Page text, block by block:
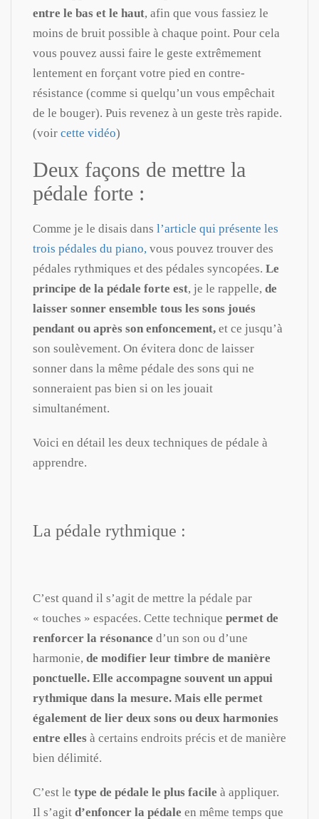
entre le bas et le haut, afin que vous fassiez le
moins de bruit possible à chaque point. Pour cela
vous pouvez aussi faire le geste extrêmement
lentement en forçant votre pied en contre-
résistance (comme si quelqu’un vous empêchait
de le bouger). Puis revenez à un geste très rapide.
(voir cette vidéo)
Deux façons de mettre la
pédale forte :
Comme je le disais dans l’article qui présente les
trois pédales du piano, vous pouvez trouver des
pédales rythmiques et des pédales syncopées. Le
principe de la pédale forte est, je le rappelle, de
laisser sonner ensemble tous les sons joués
pendant ou après son enfoncement, et ce jusqu’à
son soulèvement. On évitera donc de laisser
sonner dans la même pédale des sons qui ne
sonneraient pas bien si on les jouait
simultanément.
Voici en détail les deux techniques de pédale à
apprendre.
La pédale rythmique :
C’est quand il s’agit de mettre la pédale par
« touches » espacées. Cette technique permet de
renforcer la résonance d’un son ou d’une
harmonie, de modifier leur timbre de manière
ponctuelle. Elle accompagne souvent un appui
rythmique dans la mesure. Mais elle permet
également de lier deux sons ou deux harmonies
entre elles à certains endroits précis et de manière
bien délimité.
C’est le type de pédale le plus facile à appliquer.
Il s’agit d’enfoncer la pédale en même temps que